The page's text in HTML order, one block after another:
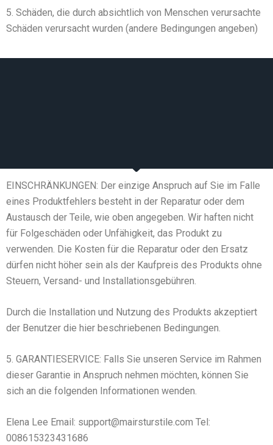
5. Schäden, die durch absichtlich von Menschen verursachte
Schäden verursacht wurden (andere Bedingungen angeben)
EINSCHRÄNKUNGEN: Der einzige Anspruch auf Sie im Falle
eines Produktfehlers besteht in der Reparatur oder dem
Austausch der Teile, wie oben angegeben. Wir haften nicht
für Folgeschäden oder Unfähigkeit, das Produkt zu
verwenden. Die Kosten für die Reparatur oder den Ersatz
dürfen nicht höher sein als der Kaufpreis des Produkts ohne
Steuern, Versand- und Installationsgebühren.
Durch die Installation und Nutzung des Produkts akzeptiert
der Benutzer die hier beschriebenen Bedingungen.
5. GARANTIESERVICE: Falls Sie unseren Service im Rahmen
dieser Garantie in Anspruch nehmen möchten, können Sie
sich an die folgenden Informationen wenden.
Elena Lee Email: support@mairsturstile.com Tel:
008615323431686